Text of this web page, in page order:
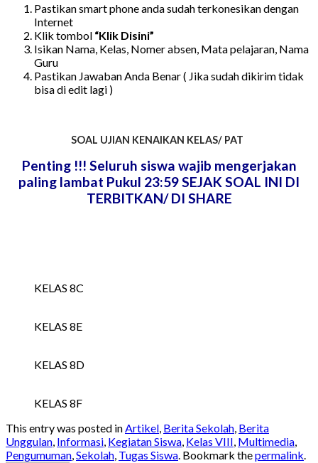
Pastikan smart phone anda sudah terkonesikan dengan
Internet
Klik tombol “Klik Disini”
Isikan Nama, Kelas, Nomer absen, Mata pelajaran, Nama
Guru
Pastikan Jawaban Anda Benar ( Jika sudah dikirim tidak
bisa di edit lagi )
SOAL UJIAN KENAIKAN KELAS/ PAT
Penting !!! Seluruh siswa wajib mengerjakan
paling lambat Pukul 23:59 SEJAK SOAL INI DI
TERBITKAN/ DI SHARE
KELAS 8C
KELAS 8E
KELAS 8D
KELAS 8F
This entry was posted inArtikel, Berita Sekolah, Berita
Unggulan, Informasi, Kegiatan Siswa, Kelas VIII, Multimedia,
Pengumuman,Sekolah, Tugas Siswa. Bookmark thepermalink.